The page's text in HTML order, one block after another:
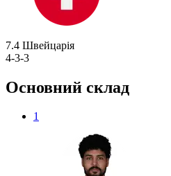
7.4 Швейцарія
4-3-3
Основний склад
1